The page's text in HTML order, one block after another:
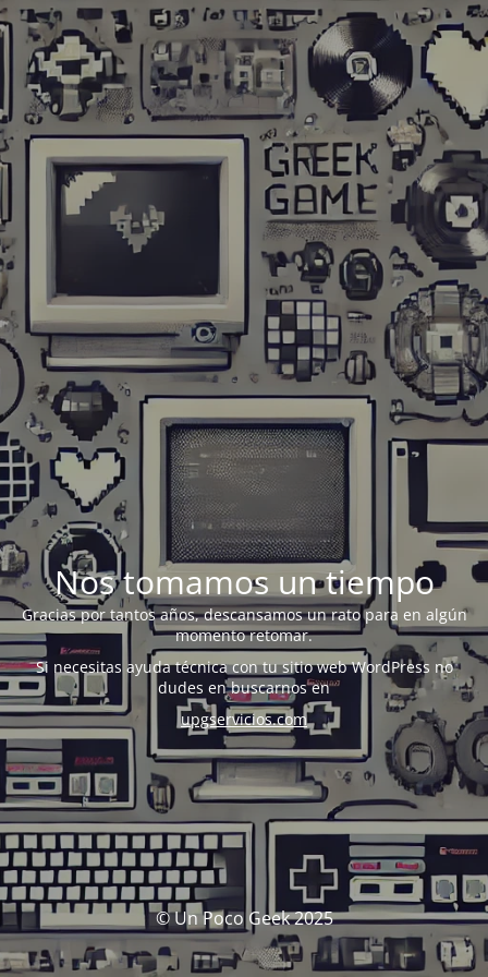
Nos tomamos un tiempo
Gracias por tantos años, descansamos un rato para en algún
momento retomar.
Si necesitas ayuda técnica con tu sitio web WordPress no
dudes en buscarnos en
upgservicios.com
© Un Poco Geek 2025